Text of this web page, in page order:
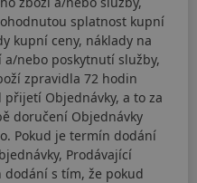
splatnost kupní
kupní ceny, náklady na
nebo poskytnutí služby,
zpravidla 72 hodin
Objednávky, a to za
doručení Objednávky
Pokud je termín dodání
Prodávající
s tím, že pokud